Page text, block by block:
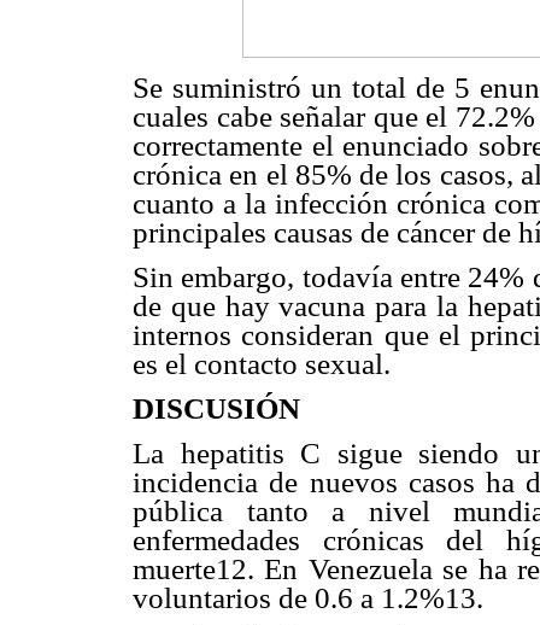
Se suministró un total de 5
cuales cabe señalar que el
correctamente el enunciado
crónica en el 85% de los casos,
cuanto a la infección crónica
principales causas de cáncer de
Sin embargo, todavía entre 24%
de que hay vacuna para la
internos consideran que el
es el contacto sexual.
DISCUSIÓN
La hepatitis C sigue siendo
incidencia de nuevos casos ha
pública tanto a nivel
enfermedades crónicas del
muerte12. En Venezuela se ha
voluntarios de 0.6 a 1.2%13.